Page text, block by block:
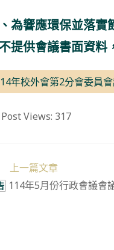
為響應環保並落實
提供會議書面資料
年校外會第2分會委員會
Post Views: 317
上一篇文章
114年5月份行政會議會